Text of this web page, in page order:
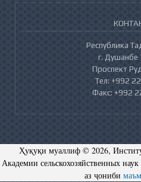
Республика
г. Душанбе
Проспект
Тел: +992
Факс: +992
Ҳуқуқи муаллиф © 2026,
Академии сельскохозяйственных
аз ҷониби